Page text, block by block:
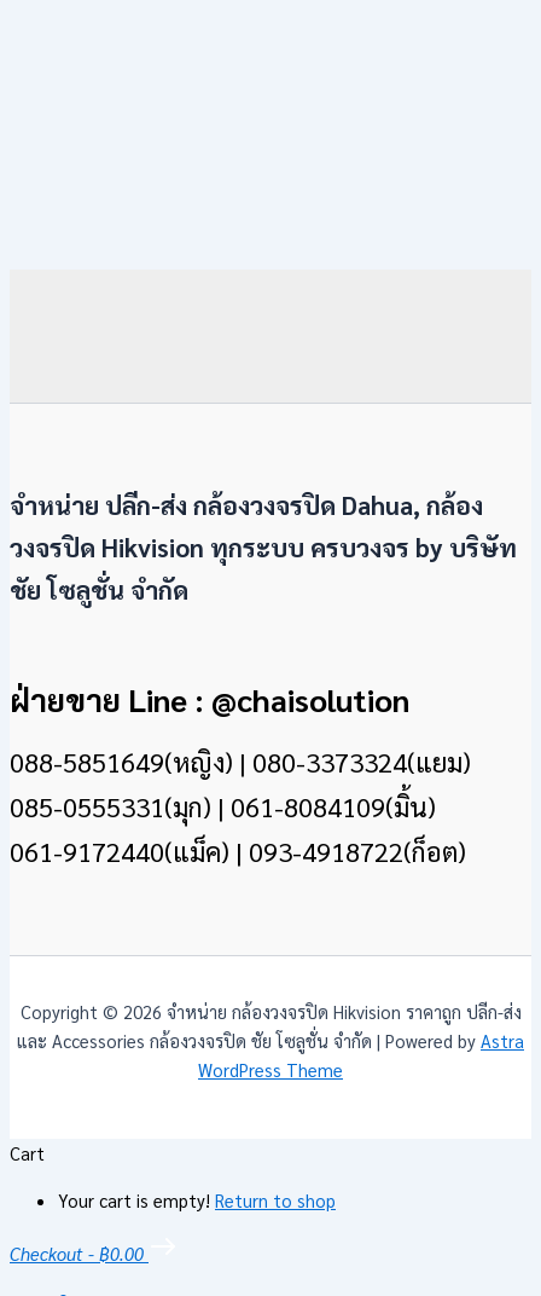
จำหน่าย ปลีก-ส่ง กล้องวงจรปิด Dahua, กล้อง
วงจรปิด Hikvision ทุกระบบ ครบวงจร by บริษัท
ชัย โซลูชั่น จำกัด
ฝ่ายขาย Line : @chaisolution
088-5851649(หญิง) | 080-3373324(แยม)
085-0555331(มุก) | 061-8084109(มิ้น)
061-9172440(แม็ค) | 093-4918722(ก็อต)
Copyright © 2026 จำหน่าย กล้องวงจรปิด Hikvision ราคาถูก ปลีก-ส่ง
และ Accessories กล้องวงจรปิด ชัย โซลูชั่น จำกัด | Powered by Astra
WordPress Theme
Cart
Your cart is empty! Return to shop
Checkout - ฿0.00